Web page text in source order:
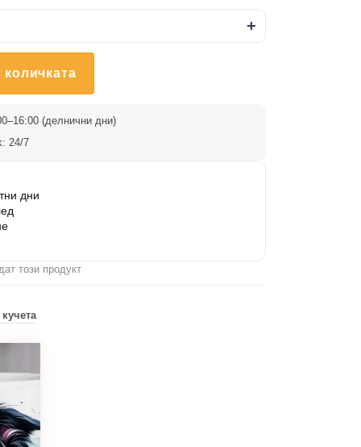
+
(делнични дни)
24/7
дни
този продукт